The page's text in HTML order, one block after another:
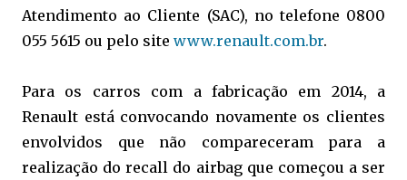
Atendimento ao Cliente (SAC), no telefone 0800
055 5615 ou pelo site www.renault.com.br.
Para os carros com a fabricação em 2014, a
Renault está convocando novamente os clientes
envolvidos que não compareceram para a
realização do recall do airbag que começou a ser